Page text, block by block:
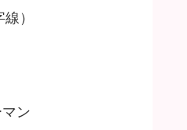
）
ン